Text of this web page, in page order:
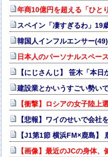
年商10億円を超える「ひと
スペイン「凄すぎるわ」19
韓国人インフルエンサー
日本人のパーソナルスペー
【にじさんじ】 笹木「本
建設業とかいうすごい勢い
【衝撃】ロシアの女子陸上
【悲報】ワイのせいで会
【J1第1節 横浜FM×鹿島】
【画像】最近のJCの身体